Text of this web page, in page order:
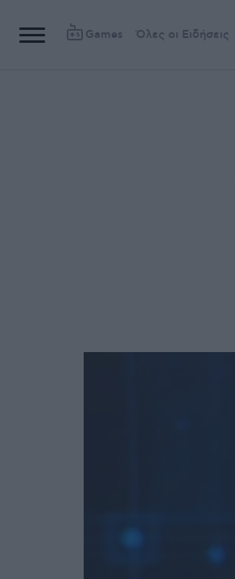
Games Όλες οι Ειδήσεις